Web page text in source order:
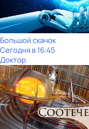
Большой скачок
Сегодня в 16:45
Доктор